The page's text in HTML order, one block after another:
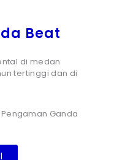
Beat
di medan
tertinggi dan di
Pengaman Ganda